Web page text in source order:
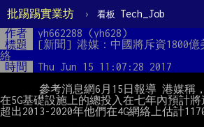
批踢踢實業坊 › 看板 Tech_Job
作者 yh662288 (yh628)
標題
[新聞] 港媒：中國將斥資1800億
絡
時間
Thu Jun 15 11:07:28 2017
在5G基礎設施上的總投入在七年內預計
超出2013-2020年他們在4G網絡上估計